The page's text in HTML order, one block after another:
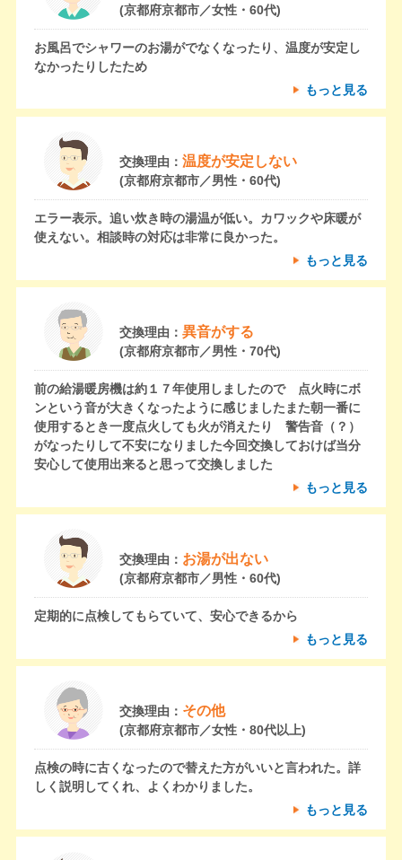
(京都府京都市／女性・60代)
お風呂でシャワーのお湯がでなくなったり、温度が安定し
なかったりしたため
もっと見る
交換理由： 温度が安定しない
(京都府京都市／男性・60代)
エラー表示。追い炊き時の湯温が低い。カワックや床暖が
使えない。相談時の対応は非常に良かった。
もっと見る
交換理由： 異音がする
(京都府京都市／男性・70代)
前の給湯暖房機は約１７年使用しましたので 点火時にボ
ンという音が大きくなったように感じましたまた朝一番に
使用するとき一度点火しても火が消えたり 警告音（？）
がなったりして不安になりました今回交換しておけば当分
安心して使用出来ると思って交換しました
もっと見る
交換理由： お湯が出ない
(京都府京都市／男性・60代)
定期的に点検してもらていて、安心できるから
もっと見る
交換理由： その他
(京都府京都市／女性・80代以上)
点検の時に古くなったので替えた方がいいと言われた。詳
しく説明してくれ、よくわかりました。
もっと見る